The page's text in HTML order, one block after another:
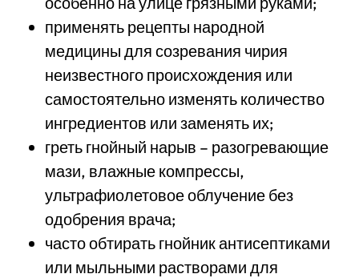
применять рецепты народной
медицины для созревания чирия
неизвестного происхождения или
самостоятельно изменять количество
ингредиентов или заменять их;
греть гнойный нарыв – разогревающие
мази, влажные компрессы,
ультрафиолетовое облучение без
одобрения врача;
часто обтирать гнойник антисептиками
или мыльными растворами для